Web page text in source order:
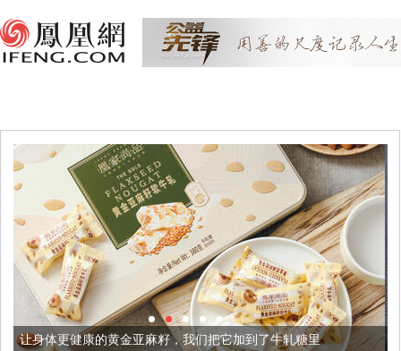
亚麻籽，我们把它加到了牛轧糖里 被列入佛家七宝的它